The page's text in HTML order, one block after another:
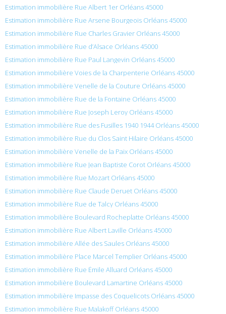
Estimation immobilière Rue Albert 1er Orléans 45000
Estimation immobilière Rue Arsene Bourgeois Orléans 45000
Estimation immobilière Rue Charles Gravier Orléans 45000
Estimation immobilière Rue d’Alsace Orléans 45000
Estimation immobilière Rue Paul Langevin Orléans 45000
Estimation immobilière Voies de la Charpenterie Orléans 45000
Estimation immobilière Venelle de la Couture Orléans 45000
Estimation immobilière Rue de la Fontaine Orléans 45000
Estimation immobilière Rue Joseph Leroy Orléans 45000
Estimation immobilière Rue des Fusilles 1940 1944 Orléans 45000
Estimation immobilière Rue du Clos Saint Hilaire Orléans 45000
Estimation immobilière Venelle de la Paix Orléans 45000
Estimation immobilière Rue Jean Baptiste Corot Orléans 45000
Estimation immobilière Rue Mozart Orléans 45000
Estimation immobilière Rue Claude Deruet Orléans 45000
Estimation immobilière Rue de Talcy Orléans 45000
Estimation immobilière Boulevard Rocheplatte Orléans 45000
Estimation immobilière Rue Albert Laville Orléans 45000
Estimation immobilière Allée des Saules Orléans 45000
Estimation immobilière Place Marcel Templier Orléans 45000
Estimation immobilière Rue Émile Alluard Orléans 45000
Estimation immobilière Boulevard Lamartine Orléans 45000
Estimation immobilière Impasse des Coquelicots Orléans 45000
Estimation immobilière Rue Malakoff Orléans 45000